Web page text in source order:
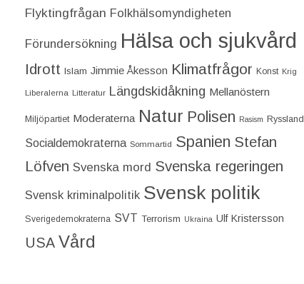
Flyktingfrågan Folkhälsomyndigheten
Förundersökning Hälsa och sjukvård
Idrott Islam Jimmie Åkesson Klimatfrågor Konst Krig
Liberalerna Litteratur Längdskidåkning Mellanöstern
Miljöpartiet Moderaterna Natur Polisen Rasism Ryssland
Socialdemokraterna Sommartid Spanien Stefan
Löfven Svenska mord Svenska regeringen
Svensk kriminalpolitik Svensk politik
Sverigedemokraterna SVT Terrorism Ukraina Ulf Kristersson
USA Vård